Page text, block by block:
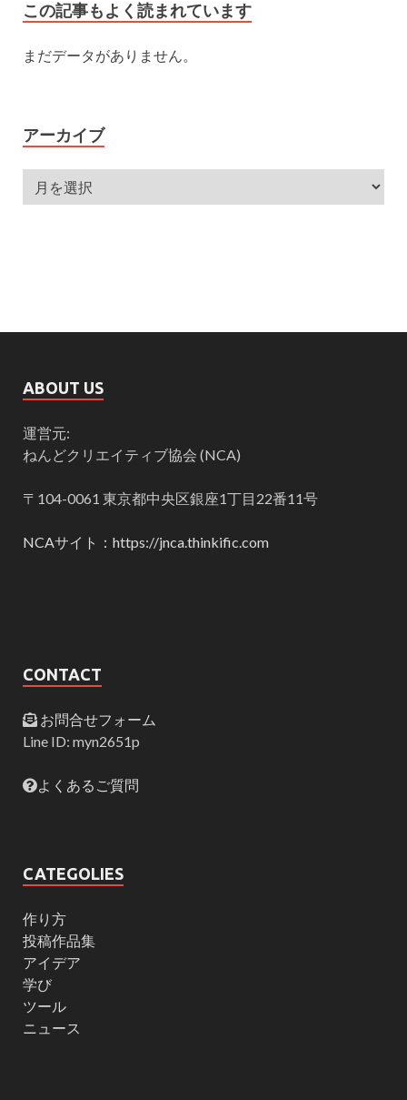
この記事もよく読まれています
まだデータがありません。
アーカイブ
ABOUT US
運営元:
ねんどクリエイティブ協会 (NCA)
〒104-0061 東京都中央区銀座1丁目22番11号
NCAサイト：https://jnca.thinkific.com
CONTACT
お問合せフォーム
Line ID: myn2651p
よくあるご質問
CATEGOLIES
作り方
投稿作品集
アイデア
学び
ツール
ニュース